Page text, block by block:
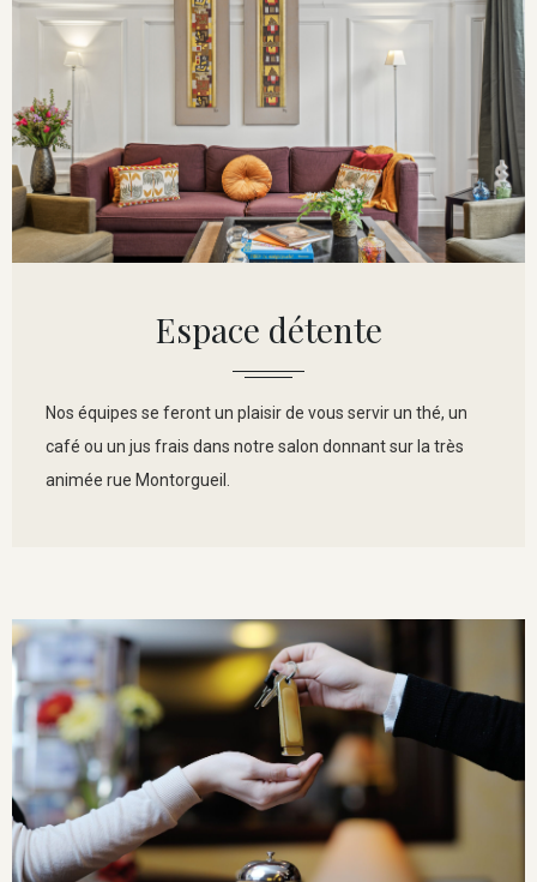
Espace détente
Nos équipes se feront un plaisir de vous servir un thé, un
café ou un jus frais dans notre salon donnant sur la très
animée rue Montorgueil.